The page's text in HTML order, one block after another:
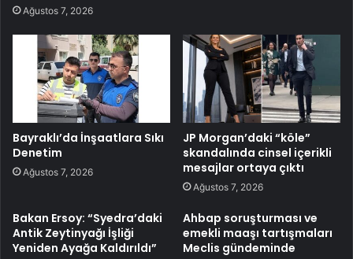
Ağustos 7, 2026
Bayraklı’da İnşaatlara Sıkı
Denetim
Ağustos 7, 2026
JP Morgan’daki “köle”
skandalında cinsel içerikli
mesajlar ortaya çıktı
Ağustos 7, 2026
Bakan Ersoy: “Syedra’daki
Antik Zeytinyağı İşliği
Yeniden Ayağa Kaldırıldı”
Ahbap soruşturması ve
emekli maaşı tartışmaları
Meclis gündeminde